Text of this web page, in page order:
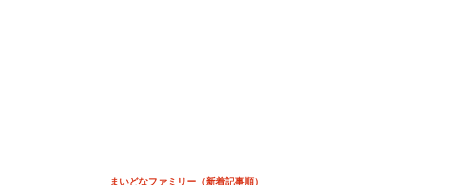
まいどなファミリー （新着記事順）